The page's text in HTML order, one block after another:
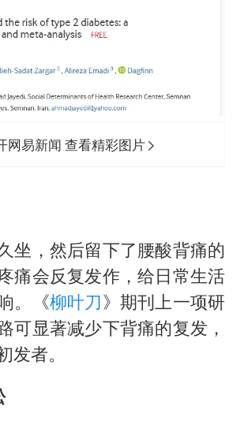
网易新闻 查看精彩图片
坐，然后留下了腰酸背痛的
痛会反复发作，给日常生活
。《柳叶刀》期刊上一项研
可显著减少下背痛的复发，
发者。